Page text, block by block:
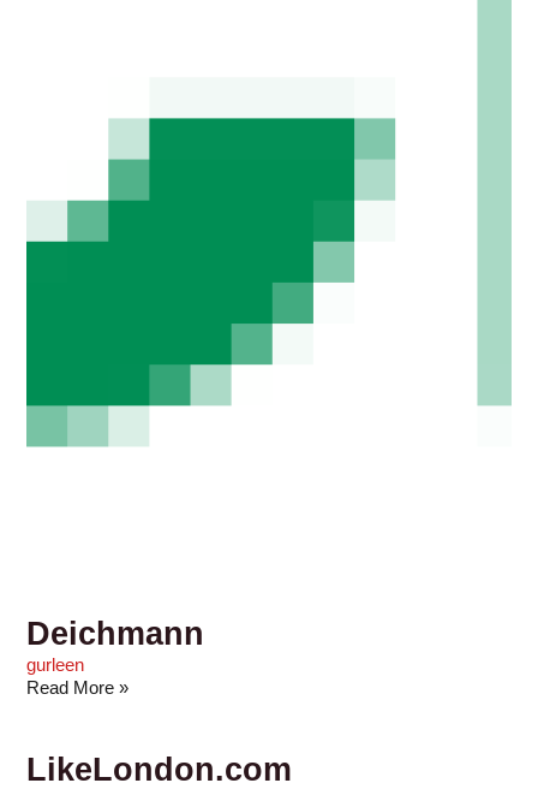
Deichmann
gurleen
Read More »
LikeLondon.com